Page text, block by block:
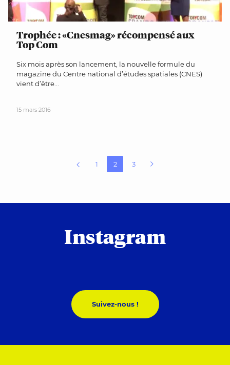
Trophée : «Cnesmag» récompensé aux
Top Com
Six mois après son lancement, la nouvelle formule du
magazine du Centre national d’études spatiales (CNES)
vient d’être...
15 mars 2016
Navigation des articles
1 2 3
Instagram
Suivez-nous !